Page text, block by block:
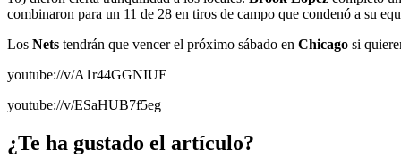
combinaron para un 11 de 28 en tiros de campo que condenó a su
Los Nets tendrán que vencer el próximo sábado en Chicago si
youtube://v/A1r44GGNIUE
youtube://v/ESaHUB7f5eg
¿Te ha gustado el artículo?